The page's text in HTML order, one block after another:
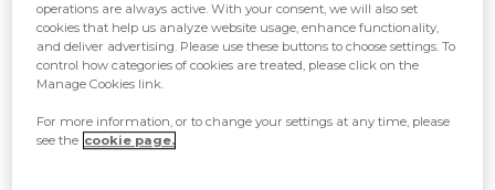
operations are always active. With your consent, we will also set
cookies that help us analyze website usage, enhance functionality,
and deliver advertising. Please use these buttons to choose settings. To
control how categories of cookies are treated, please click on the
Manage Cookies link.
For more information, or to change your settings at any time, please
see the cookie page.